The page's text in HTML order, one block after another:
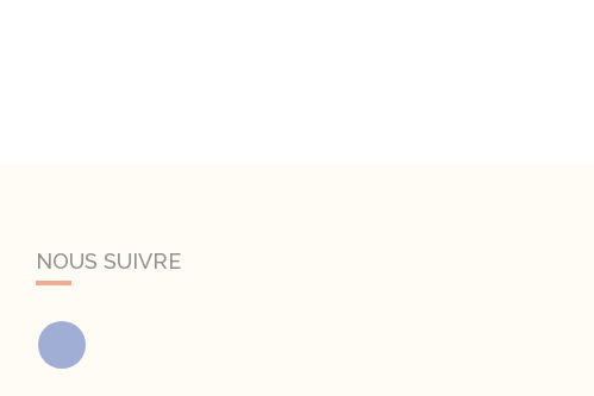
NOUS SUIVRE
Facebook